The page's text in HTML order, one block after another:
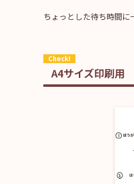
ちょっとした待ち時間に
A4サイズ印刷用